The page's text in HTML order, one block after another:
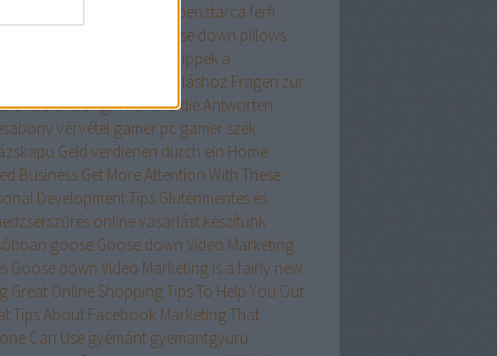
ferfi penztarca férfi
firm goose down pillows
Főbb tippek a
való profitáláshoz Fragen zur
Hier sind die Antworten
vérvétel gamer pc gamer szék
Geld verdienen durch ein Home
Business Get More Attention With These
Development Tips Gluténmentes és
online vásárlást készítünk
goose Goose down Video Marketing
Goose down Video Marketing is a fairly new
Great Online Shopping Tips To Help You Out
Tips About Facebook Marketing That
Can Use gyémánt gyemantgyuru